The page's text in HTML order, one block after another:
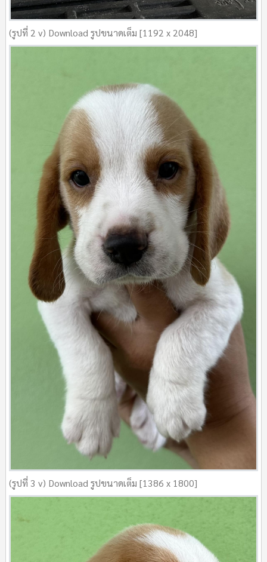
(รูปที่ 2 v) Download รูปขนาดเต็ม [1192 x 2048]
(รูปที่ 3 v) Download รูปขนาดเต็ม [1386 x 1800]